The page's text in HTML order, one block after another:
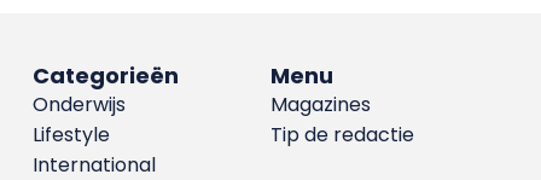
Menu
Magazines
Tip de redactie
Categorieën
Onderwijs
Lifestyle
International